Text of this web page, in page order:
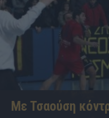
Με Τσαούση